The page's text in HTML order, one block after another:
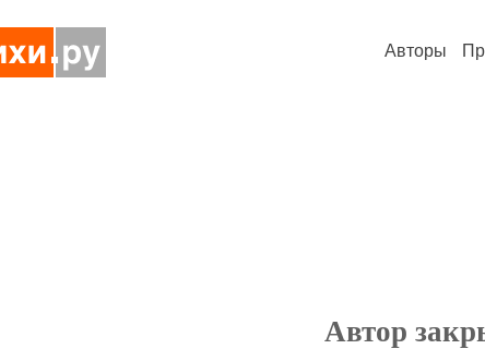
Авторы
Автор